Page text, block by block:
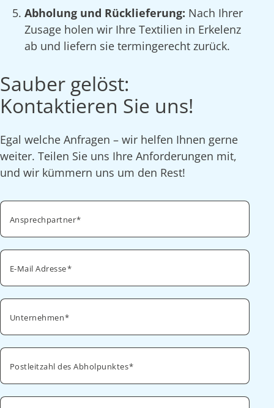
Abholung und Rücklieferung: Nach Ihrer
Zusage holen wir Ihre Textilien in Erkelenz
ab und liefern sie termingerecht zurück.
Sauber gelöst:
Kontaktieren Sie uns!
Egal welche Anfragen – wir helfen Ihnen gerne
weiter. Teilen Sie uns Ihre Anforderungen mit,
und wir kümmern uns um den Rest!
Ansprechpartner
E-Mail Adresse
Unternehmen
Postleitzahl des Abholpunktes